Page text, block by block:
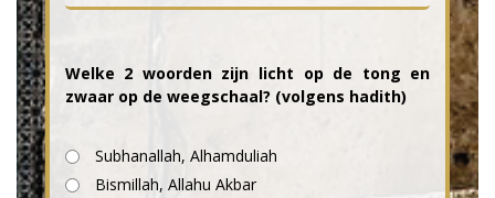
Welke 2 woorden zijn licht op de tong en
zwaar op de weegschaal? (volgens hadith)
Subhanallah, Alhamduliah
Bismillah, Allahu Akbar